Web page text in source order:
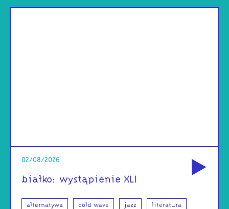
02/08/2026
białko: wystąpienie XLI
alternatywa cold wave jazz literatura